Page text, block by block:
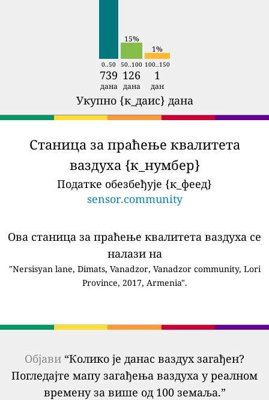
15%
1%
0..50 50..100 100..150
739 126 1
дана дана дан
Укупно {к_даис} дана
Станица за праћење квалитета
ваздуха {к_нумбер}
Податке обезбеђује {к_феед}
sensor.community
Ова станица за праћење квалитета ваздуха се
налази на
"Nersisyan lane, Dimats, Vanadzor, Vanadzor community, Lori
Province, 2017, Armenia".
Објави “Колико је данас ваздух загађен?
Погледајте мапу загађења ваздуха у реалном
времену за више од 100 земаља.”